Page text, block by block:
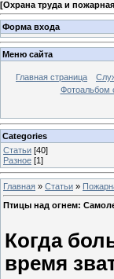
[Охрана труда и
Форма входа
Меню сайта
Главная страница
Фотоальбом
Categories
Статьи [40]
Разное [1]
Главная » Статьи »
Птицы над огнем:
Когда
время